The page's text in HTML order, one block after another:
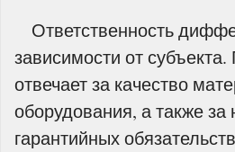
Ответственность
зависимости от
отвечает за качество
оборудования, а также
гарантийных